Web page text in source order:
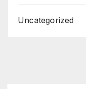
Uncategorized